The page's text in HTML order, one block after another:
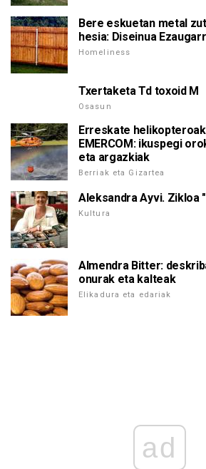
Bere eskuetan metal
hesia: Diseinua
Homeliness
Txertaketa Td toxoid M
Osasun
Erreskate
EMERCOM: ikuspegi
eta argazkiak
Berriak eta Gizartea
Aleksandra Ayvi. Zikloa
Kultura
Almendra Bitter:
onurak eta kalteak
Elikadura eta edariak
ad